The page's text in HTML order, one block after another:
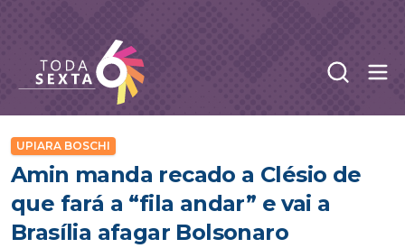
Toda Sexta - 4oito
UPIARA BOSCHI
Amin manda recado a Clésio de
que fará a “fila andar” e vai a
Brasília afagar Bolsonaro